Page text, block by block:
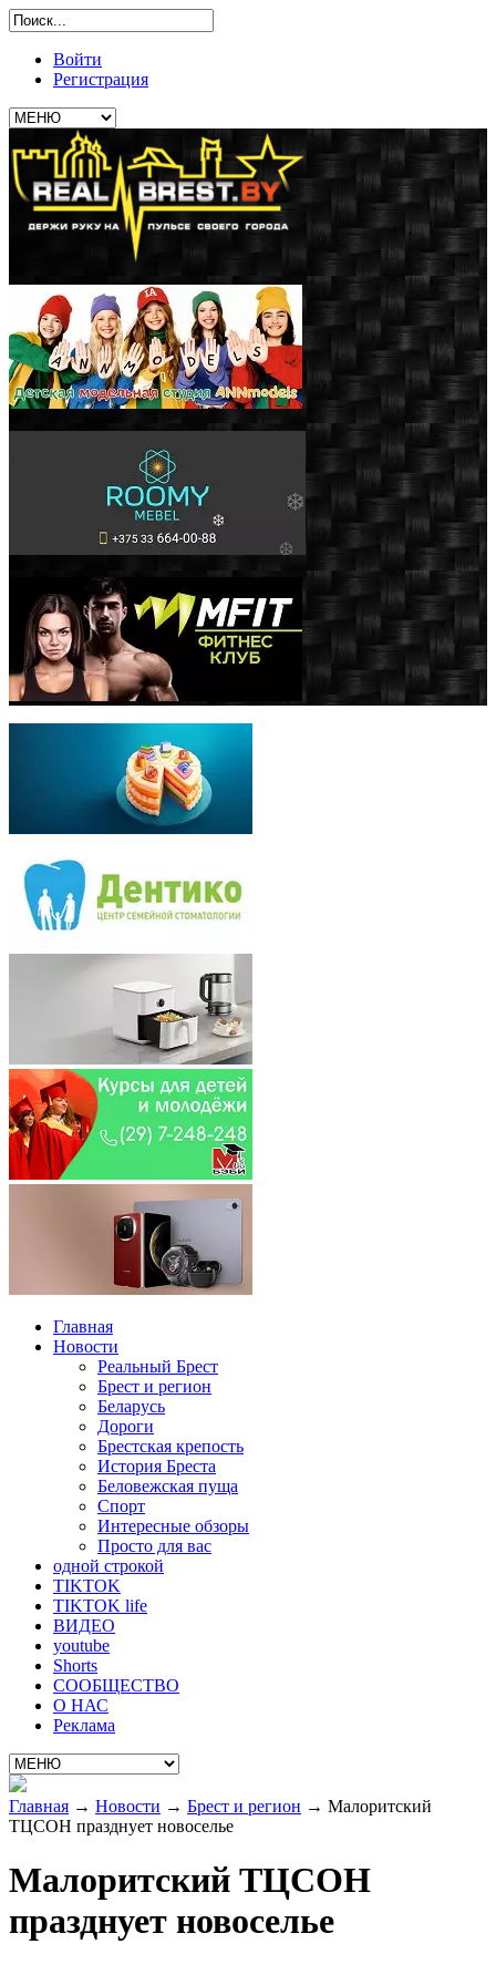
Войти
Регистрация
Главная
Новости
Реальный Брест
Брест и регион
Беларусь
Дороги
Брестская крепость
История Бреста
Беловежская пуща
Спорт
Интересные обзоры
Просто для вас
одной строкой
TIKTOK
TIKTOK life
ВИДЕО
youtube
Shorts
СООБЩЕСТВО
О НАС
Реклама
Главная → Новости → Брест и регион → Малоритский
ТЦСОН празднует новоселье
Малоритский ТЦСОН
празднует новоселье